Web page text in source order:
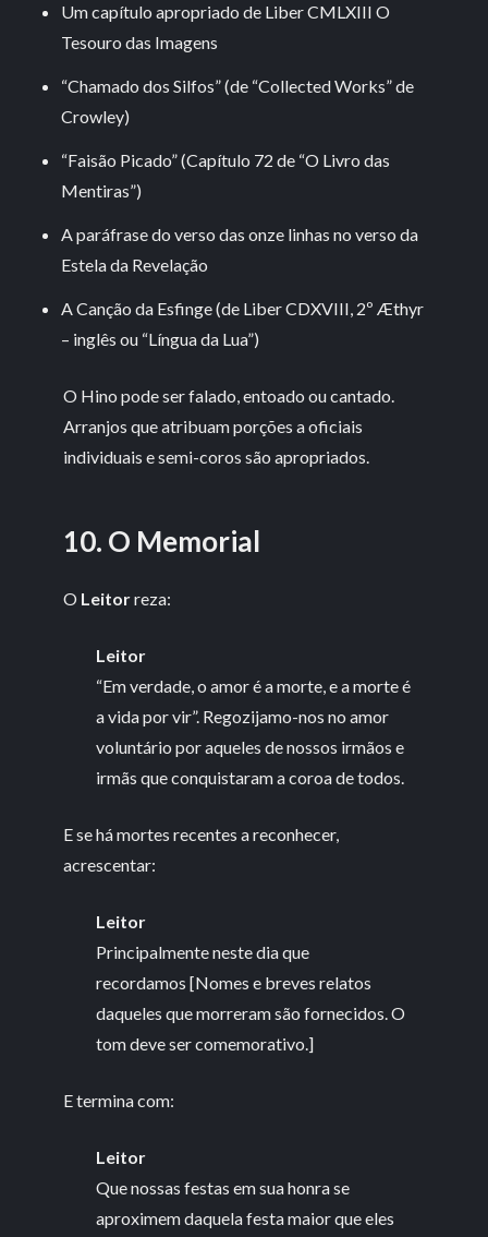
Um capítulo apropriado de Liber CMLXIII O
Tesouro das Imagens
“Chamado dos Silfos” (de “Collected Works” de
Crowley)
“Faisão Picado” (Capítulo 72 de “O Livro das
Mentiras”)
A paráfrase do verso das onze linhas no verso da
Estela da Revelação
A Canção da Esfinge (de Liber CDXVIII, 2º Æthyr
– inglês ou “Língua da Lua”)
O Hino pode ser falado, entoado ou cantado.
Arranjos que atribuam porções a oficiais
individuais e semi-coros são apropriados.
10. O Memorial
O Leitorreza:
Leitor
“Em verdade, o amor é a morte, e a morte é
a vida por vir”. Regozijamo-nos no amor
voluntário por aqueles de nossos irmãos e
irmãs que conquistaram a coroa de todos.
E se há mortes recentes a reconhecer,
acrescentar:
Leitor
Principalmente neste dia que
recordamos [Nomes e breves relatos
daqueles que morreram são fornecidos. O
tom deve ser comemorativo.]
E termina com:
Leitor
Que nossas festas em sua honra se
aproximem daquela festa maior que eles